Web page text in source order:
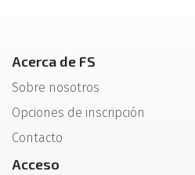
Acerca de FS
Sobre nosotros
Opciones de inscripción
Contacto
Acceso